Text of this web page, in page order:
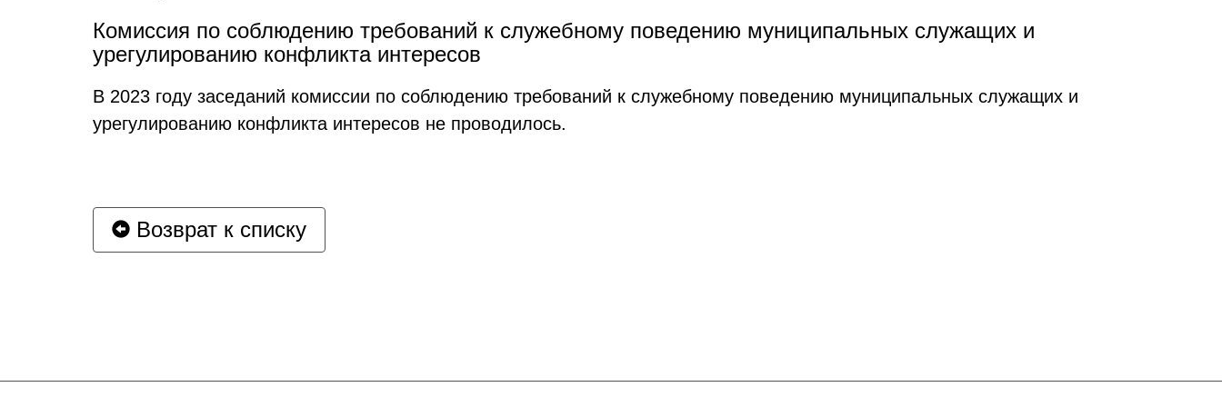
Комиссия по соблюдению требований к служебному поведению муниципальных служащих и
урегулированию конфликта интересов
В 2023 году заседаний комиссии по соблюдению требований к служебному поведению муниципальных служащих и
урегулированию конфликта интересов не проводилось.
Возврат к списку